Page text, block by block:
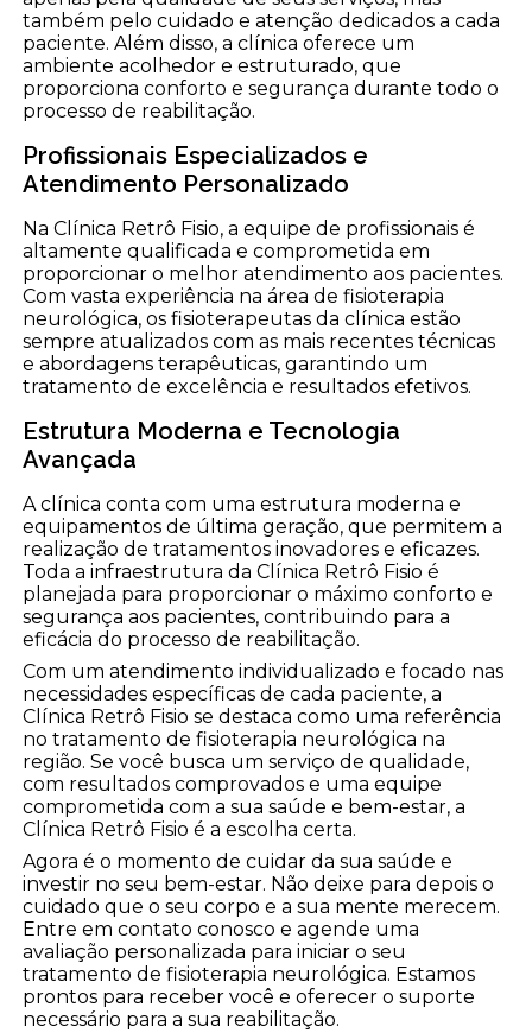
também pelo cuidado e atenção dedicados a cada
paciente. Além disso, a clínica oferece um
ambiente acolhedor e estruturado, que
proporciona conforto e segurança durante todo o
processo de reabilitação.
Profissionais Especializados e
Atendimento Personalizado
Na Clínica Retrô Fisio, a equipe de profissionais é
altamente qualificada e comprometida em
proporcionar o melhor atendimento aos pacientes.
Com vasta experiência na área de fisioterapia
neurológica, os fisioterapeutas da clínica estão
sempre atualizados com as mais recentes técnicas
e abordagens terapêuticas, garantindo um
tratamento de excelência e resultados efetivos.
Estrutura Moderna e Tecnologia
Avançada
A clínica conta com uma estrutura moderna e
equipamentos de última geração, que permitem a
realização de tratamentos inovadores e eficazes.
Toda a infraestrutura da Clínica Retrô Fisio é
planejada para proporcionar o máximo conforto e
segurança aos pacientes, contribuindo para a
eficácia do processo de reabilitação.
Com um atendimento individualizado e focado nas
necessidades específicas de cada paciente, a
Clínica Retrô Fisio se destaca como uma referência
no tratamento de fisioterapia neurológica na
região. Se você busca um serviço de qualidade,
com resultados comprovados e uma equipe
comprometida com a sua saúde e bem-estar, a
Clínica Retrô Fisio é a escolha certa.
Agora é o momento de cuidar da sua saúde e
investir no seu bem-estar. Não deixe para depois o
cuidado que o seu corpo e a sua mente merecem.
Entre em contato conosco e agende uma
avaliação personalizada para iniciar o seu
tratamento de fisioterapia neurológica. Estamos
prontos para receber você e oferecer o suporte
necessário para a sua reabilitação.